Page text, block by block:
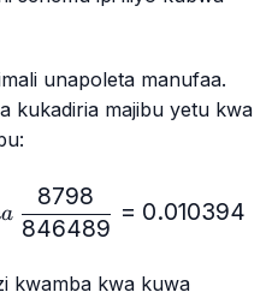
unapoleta manufaa.
kukadiria majibu yetu kwa
846489
8798
= 0.010394
kwamba kwa kuwa